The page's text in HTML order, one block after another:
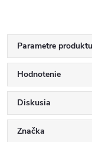
Parametre produktu
Hodnotenie
Diskusia
Značka